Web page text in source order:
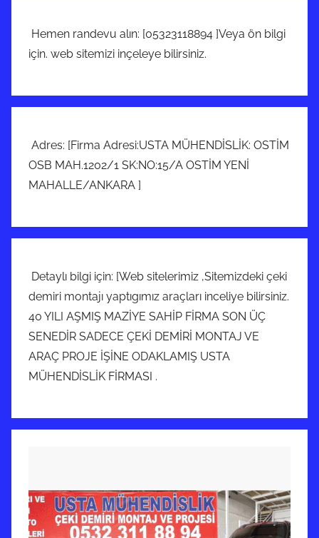
Hemen randevu alın: [05323118894 ]Veya ön bilgi
için. web sitemizi inçeleye bilirsiniz.
Adres: [Firma Adresi:USTA MÜHENDİSLİK: OSTİM
OSB MAH.1202/1 SK:NO:15/A OSTİM YENİ
MAHALLE/ANKARA ]
Detaylı bilgi için: [Web sitelerimiz ,Sitemizdeki çeki
demiri montajı yaptıgımız araçları inceliye bilirsiniz.
40 YILI AŞMIŞ MAZİYE SAHİP FİRMA SON ÜÇ
SENEDİR SADECE ÇEKİ DEMİRİ MONTAJ VE
ARAÇ PROJE İŞİNE ODAKLAMIŞ USTA
MÜHENDİSLİK FİRMASI .